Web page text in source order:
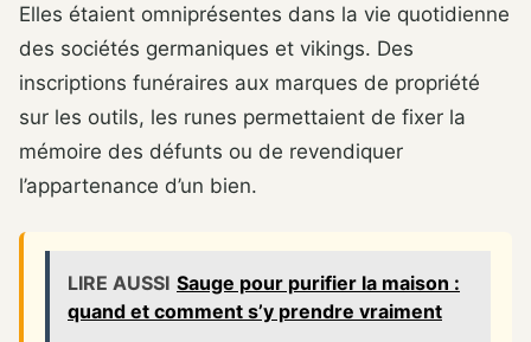
Elles étaient omniprésentes dans la vie quotidienne
des sociétés germaniques et vikings. Des
inscriptions funéraires aux marques de propriété
sur les outils, les runes permettaient de fixer la
mémoire des défunts ou de revendiquer
l’appartenance d’un bien.
LIRE AUSSI Sauge pour purifier la maison :
quand et comment s’y prendre vraiment